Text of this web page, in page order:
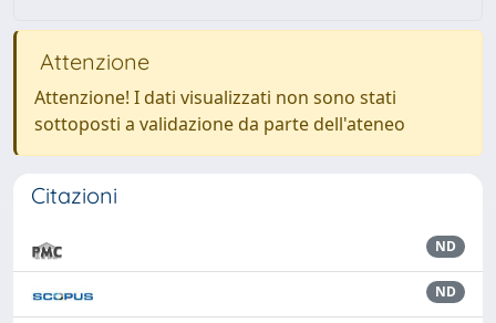
Attenzione
Attenzione! I dati visualizzati non sono stati
sottoposti a validazione da parte dell'ateneo
Citazioni
ND
ND